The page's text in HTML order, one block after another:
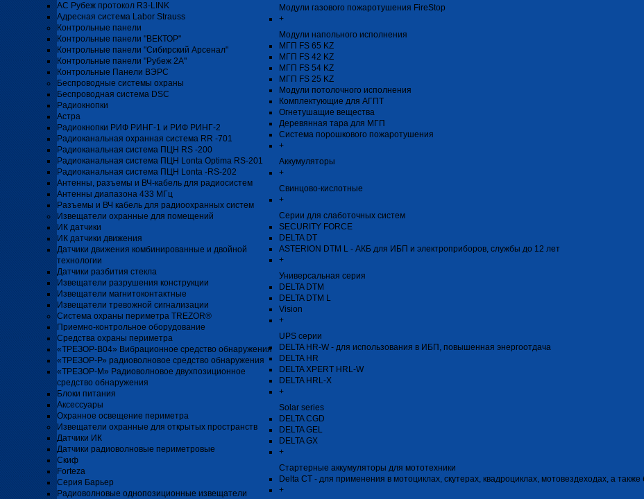
АС Рубеж протокол R3-LINK
Адресная система Labor Strauss
Контрольные панели
Контрольные панели "ВЕКТОР"
Контрольные панели "Сибирский Арсенал"
Контрольные панели "Рубеж 2А"
Контрольные Панели ВЭРС
Беспроводные системы охраны
Беспроводная система DSC
Радиокнопки
Астра
Радиокнопки РИФ РИНГ-1 и РИФ РИНГ-2
Радиоканальная охранная система RR -701
Радиоканальная система ПЦН RS -200
Радиоканальная система ПЦН Lonta Optima RS-201
Радиоканальная система ПЦН Lonta -RS-202
Антенны, разъемы и ВЧ-кабель для радиосистем
Антенны диапазона 433 МГц
Разъемы и ВЧ кабель для радиоохранных систем
Извещатели охранные для помещений
ИК датчики
ИК датчики движения
Датчики движения комбинированные и двойной
технологии
Датчики разбития стекла
Извещатели разрушения конструкции
Извещатели магнитоконтактные
Извещатели тревожной сигнализации
Система охраны периметра TREZOR®
Приемно-контрольное оборудование
Средства охраны периметра
«ТРЕЗОР-В04» Вибрационное средство обнаружения
«ТРЕЗОР-Р» радиоволновое средство обнаружения
«ТРЕЗОР-М» Радиоволновое двухпозиционное
средство обнаружения
Блоки питания
Аксессуары
Охранное освещение периметра
Извещатели охранные для открытых пространств
Датчики ИК
Датчики радиоволновые периметровые
Скиф
Forteza
Серия Барьер
Радиоволновые однопозиционные извещатели
Модули газового пожаротушения FireStop
+
Модули напольного исполнения
МГП FS 65 KZ
МГП FS 42 KZ
МГП FS 54 KZ
МГП FS 25 KZ
Модули потолочного исполнения
Комплектующие для АГПТ
Огнетушащие вещества
Деревянная тара для МГП
Система порошкового пожаротушения
+
Аккумуляторы
+
Свинцово-кислотные
+
Серии для слаботочных систем
SECURITY FORCE
DELTA DT
ASTERION DTM L - АКБ для ИБП и электроприборов, службы до 12 лет
+
Универсальная серия
DELTA DTM
DELTA DTM L
Vision
+
UPS серии
DELTA HR-W - для использования в ИБП, повышенная энергоотдача
DELTA HR
DELTA XPERT HRL-W
DELTA HRL-Х
+
Solar series
DELTA CGD
DELTA GEL
DELTA GX
+
Стартерные аккумуляторы для мототехники
Delta CT - для применения в мотоциклах, скутерах, квадроциклах, мотовездеходах, а
+